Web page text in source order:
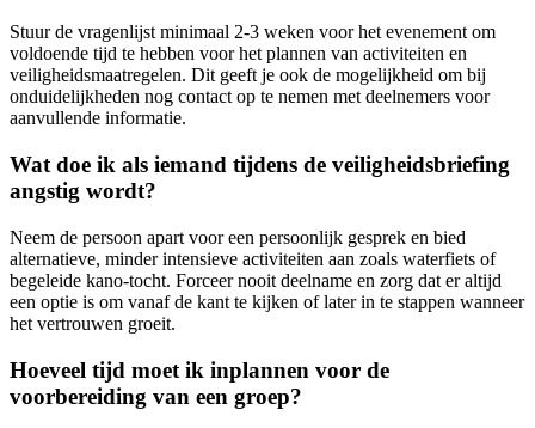
Stuur de vragenlijst minimaal 2-3 weken voor het evenement om
voldoende tijd te hebben voor het plannen van activiteiten en
veiligheidsmaatregelen. Dit geeft je ook de mogelijkheid om bij
onduidelijkheden nog contact op te nemen met deelnemers voor
aanvullende informatie.
Wat doe ik als iemand tijdens de veiligheidsbriefing
angstig wordt?
Neem de persoon apart voor een persoonlijk gesprek en bied
alternatieve, minder intensieve activiteiten aan zoals waterfiets of
begeleide kano-tocht. Forceer nooit deelname en zorg dat er altijd
een optie is om vanaf de kant te kijken of later in te stappen wanneer
het vertrouwen groeit.
Hoeveel tijd moet ik inplannen voor de
voorbereiding van een groep?